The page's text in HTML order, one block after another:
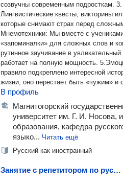
созвучны современным подросткам. 3. Игровые элементы:
Лингвистические квесты, викторины
которые снимают страх перед сложным
Мнемотехники: Мы вместе с
«запоминалки» для сложных слов и
рутинное заучивание в
работает на полную мощность. 5.Эмоциональная связь: Когда
правило подкреплено интересной
жизни, оно перестает быть «чужим» и
опыта ребенка. И т.д.
В профиль
Магнитогорский
университет им. Г. И. Носова,
образования, кафедра
языко... Читать ещё
Русский как иностранный
Занятие с репетитором по русскому языку как иностранному